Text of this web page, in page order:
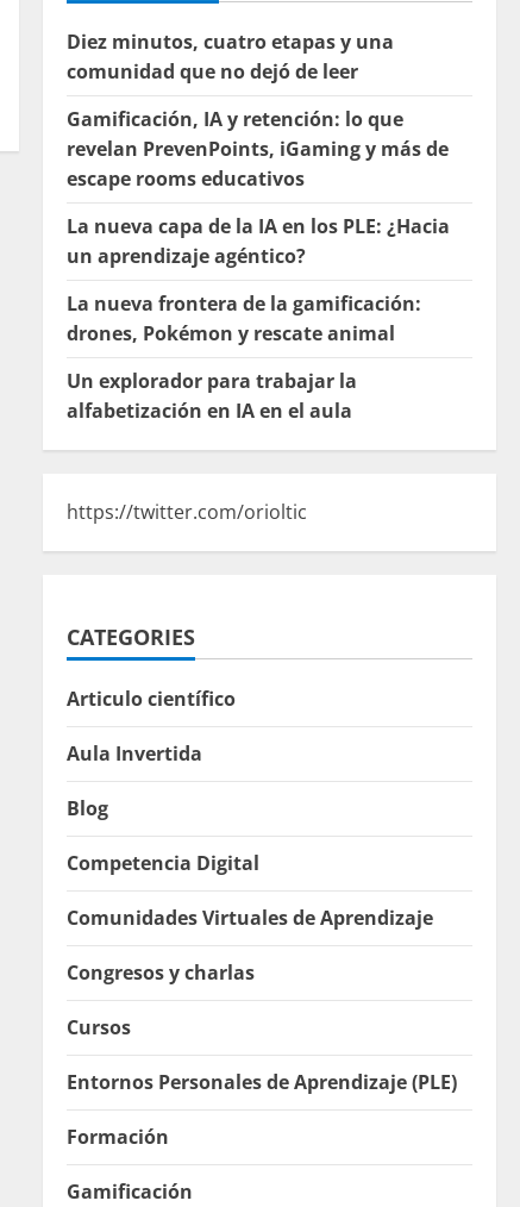
Diez minutos, cuatro etapas y una
comunidad que no dejó de leer
Gamificación, IA y retención: lo que
revelan PrevenPoints, iGaming y más de
escape rooms educativos
La nueva capa de la IA en los PLE: ¿Hacia
un aprendizaje agéntico?
La nueva frontera de la gamificación:
drones, Pokémon y rescate animal
Un explorador para trabajar la
alfabetización en IA en el aula
https://twitter.com/orioltic
CATEGORIES
Articulo científico
Aula Invertida
Blog
Competencia Digital
Comunidades Virtuales de Aprendizaje
Congresos y charlas
Cursos
Entornos Personales de Aprendizaje (PLE)
Formación
Gamificación